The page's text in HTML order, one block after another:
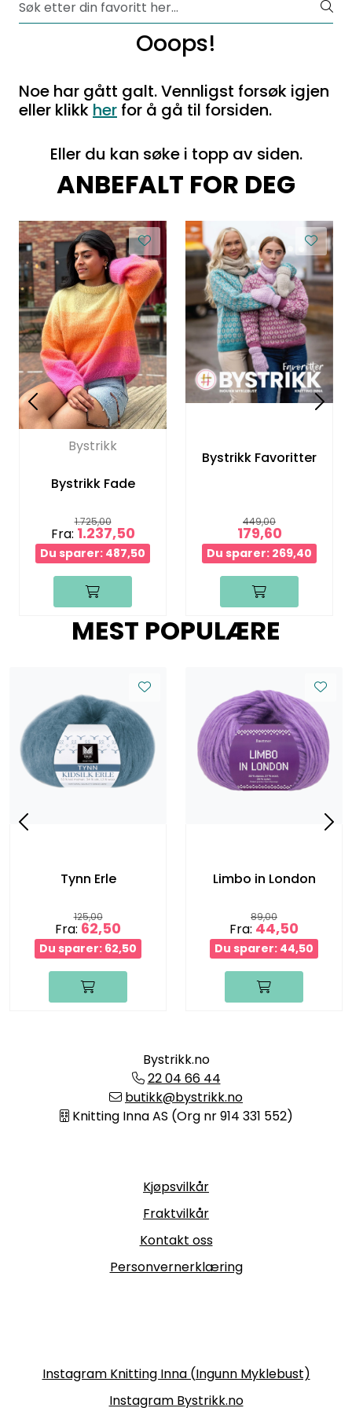
Ooops!
Noe har gått galt. Vennligst forsøk igjen
eller klikk her for å gå til forsiden.
Eller du kan søke i topp av siden.
ANBEFALT FOR DEG
Bystrikk
Bystrikk Fade
1.725,00
Fra: 1.237,50
Du sparer: 487,50
Bystrikk Favoritter
449,00
179,60
Du sparer: 269,40
MEST POPULÆRE
Tynn Erle
125,00
Fra: 62,50
Du sparer: 62,50
Limbo in London
89,00
Fra: 44,50
Du sparer: 44,50
Bystrikk.no
22 04 66 44
butikk@bystrikk.no
Knitting Inna AS (Org nr 914 331 552)
Kjøpsvilkår
Fraktvilkår
Kontakt oss
Personvernerklæring
Instagram Knitting Inna (Ingunn Myklebust)
Instagram Bystrikk.no